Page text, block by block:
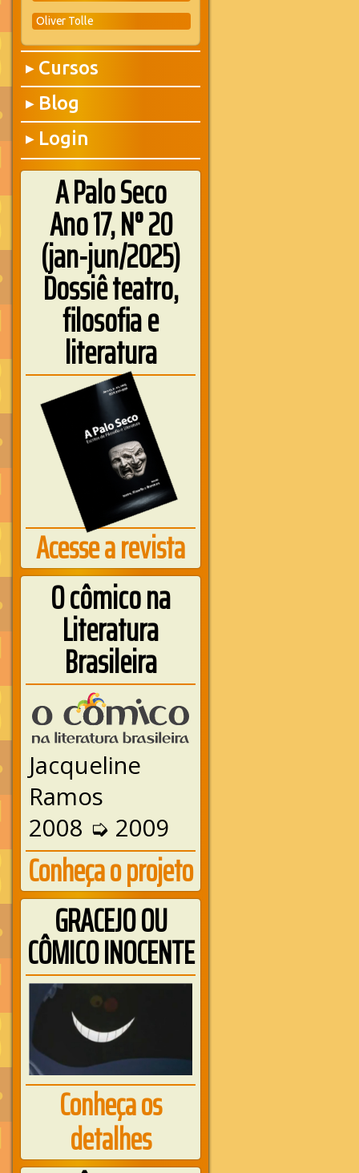
Oliver Tolle
▶ Cursos
▶ Blog
▶ Login
A Palo Seco
Ano 17, N° 20
(jan-jun/2025)
Dossiê teatro,
filosofia e
literatura
Acesse a revista
O cômico na
Literatura
Brasileira
Jacqueline
Ramos
2008 ➭ 2009
Conheça o projeto
GRACEJO OU
CÔMICO INOCENTE
Conheça os
detalhes